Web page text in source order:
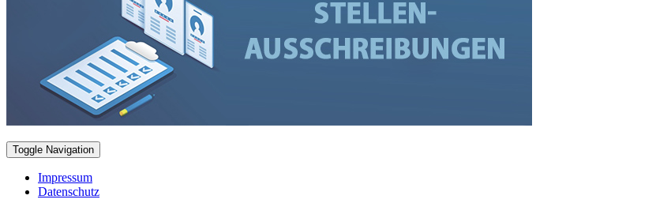
Toggle Navigation
Impressum
Datenschutz